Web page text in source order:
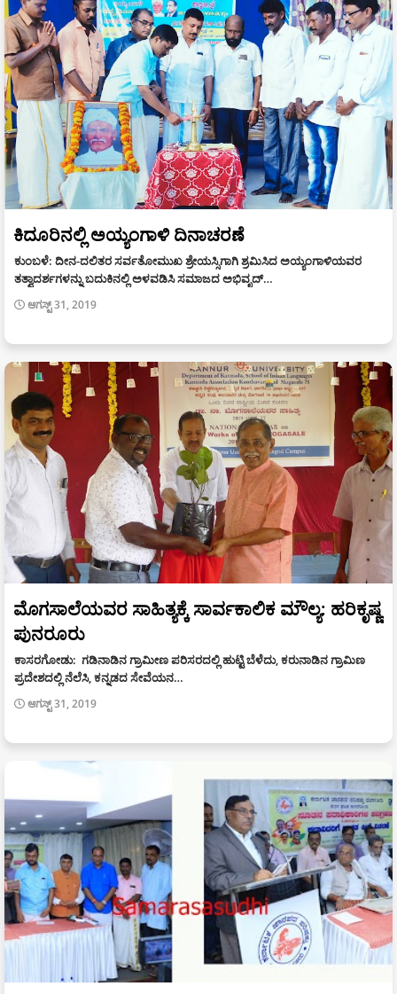
ಕಿದೂರಿನಲ್ಲಿ ಅಯ್ಯಂಗಾಳಿ ದಿನಾಚರಣೆ
ಕುಂಬಳೆ: ದೀನ-ದಲಿತರ ಸರ್ವತೋಮುಖ ಶ್ರೇಯಸ್ಸಿಗಾಗಿ ಶ್ರಮಿಸಿದ ಅಯ್ಯಂಗಾಳಿಯವರ
ತತ್ವಾದರ್ಶಗಳನ್ನು ಬದುಕಿನಲ್ಲಿ ಅಳವಡಿಸಿ ಸಮಾಜದ ಅಭಿವೃದ್…
ಆಗಸ್ಟ್ 31, 2019
ಮೊಗಸಾಲೆಯವರ ಸಾಹಿತ್ಯಕ್ಕೆ ಸಾರ್ವಕಾಲಿಕ ಮೌಲ್ಯ: ಹರಿಕೃಷ್ಣ
ಪುನರೂರು
ಕಾಸರಗೋಡು: ಗಡಿನಾಡಿನ ಗ್ರಾಮೀಣ ಪರಿಸರದಲ್ಲಿ ಹುಟ್ಟಿ ಬೆಳೆದು, ಕರುನಾಡಿನ ಗ್ರಾಮಿಣ
ಪ್ರದೇಶದಲ್ಲಿ ನೆಲೆಸಿ, ಕನ್ನಡದ ಸೇವೆಯನ…
ಆಗಸ್ಟ್ 31, 2019